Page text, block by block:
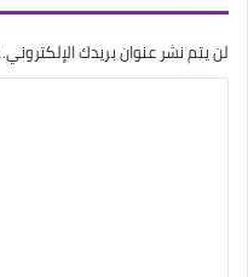
لن يتم نشر عنوان بريدك الإلكتروني.